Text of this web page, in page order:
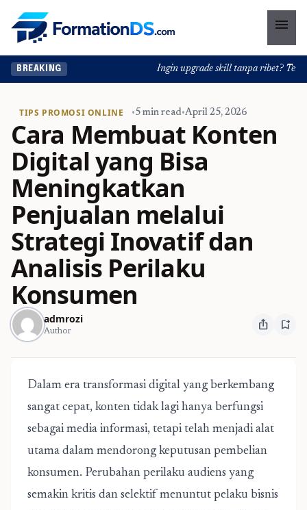
menu
BREAKING Ingin upgrade skill tanpa ribet?
TIPS PROMOSI ONLINE •5 min read•April 25, 2026
Cara Membuat Konten
Digital yang Bisa
Meningkatkan
Penjualan melalui
Strategi Inovatif dan
Analisis Perilaku
Konsumen
admrozi
Author ios_share bookmark_add
Dalam era transformasi digital yang berkembang
sangat cepat, konten tidak lagi hanya berfungsi
sebagai media informasi, tetapi telah menjadi alat
utama dalam mendorong keputusan pembelian
konsumen. Perubahan perilaku audiens yang
semakin kritis dan selektif menuntut pelaku bisnis